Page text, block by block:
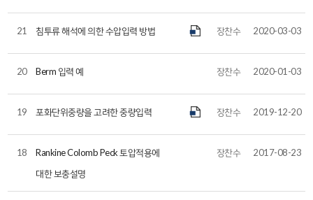
21 침투류 해석에 의한 수압입력 방법 장찬수 2020-03-03
20 Berm 입력 예 장찬수 2020-01-03
19 포화단위중량을 고려한 중량입력 장찬수 2019-12-20
18
Rankine Colomb Peck 토압적용에
대한 보충설명
장찬수 2017-08-23